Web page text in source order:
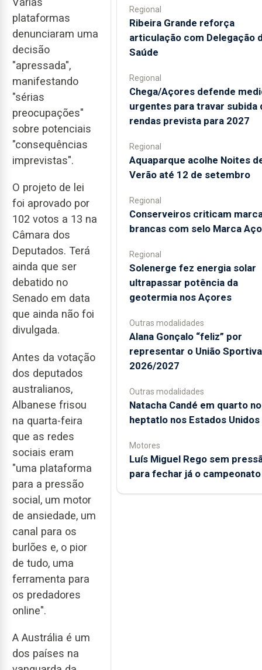
plataformas
denunciaram uma
decisão
"apressada",
manifestando
"sérias
preocupações"
sobre potenciais
"consequências
imprevistas".
O projeto de lei
foi aprovado por
102 votos a 13 na
Câmara dos
Deputados. Terá
ainda que ser
debatido no
Senado em data
que ainda não foi
divulgada.
Antes da votação
dos deputados
australianos,
Albanese frisou
na quarta-feira
que as redes
sociais eram
"uma plataforma
para a pressão
social, um motor
de ansiedade, um
canal para os
burlões e, o pior
de tudo, uma
ferramenta para
os predadores
online".
A Austrália é um
dos países na
Regional
Ribeira Grande reforça
articulação com Delegação
Saúde
Regional
Chega/Açores defende
urgentes para travar subida
rendas prevista para 2027
Regional
Aquaparque acolhe Noites
Verão até 12 de setembro
Regional
Conserveiros criticam
brancas com selo Marca
Regional
Solenerge fez energia solar
ultrapassar potência da
geotermia nos Açores
Outras modalidades
Alana Gonçalo “feliz” por
representar o União
2026/2027
Outras modalidades
Natacha Candé em quarto no
heptatlo nos Estados Unidos
Motores
Luís Miguel Rego sem
para fechar já o campeonato